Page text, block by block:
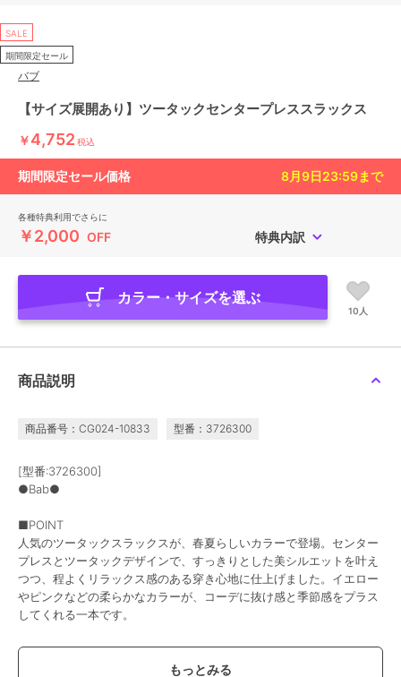
SALE
期間限定セール
バブ
【サイズ展開あり】ツータックセンタープレススラックス
￥4,752 税込
期間限定セール価格 8月9日23:59まで
各種特典利用でさらに
￥2,000 OFF 特典内訳
カラー・サイズを選ぶ
10人
商品説明
商品番号：CG024-10833 型番：3726300
[型番:3726300]
●Bab●
■POINT
人気のツータックスラックスが、春夏らしいカラーで登場。センター
プレスとツータックデザインで、すっきりとした美シルエットを叶え
つつ、程よくリラックス感のある穿き心地に仕上げました。イエロー
やピンクなどの柔らかなカラーが、コーデに抜け感と季節感をプラス
してくれる一本です。
■FABRIC
さらりとした肌触りのポリエステル素材を使用。軽やかでシワになり